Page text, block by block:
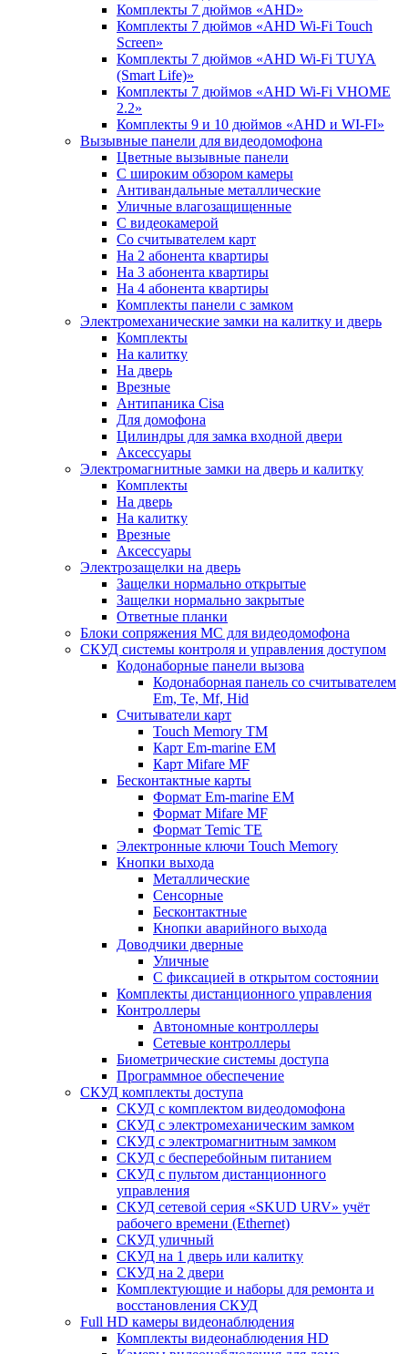
Комплекты 7 дюймов «AHD»
Комплекты 7 дюймов «AHD Wi-Fi Touch
Screen»
Комплекты 7 дюймов «AHD Wi-Fi TUYA
(Smart Life)»
Комплекты 7 дюймов «AHD Wi-Fi VHOME
2.2»
Комплекты 9 и 10 дюймов «AHD и WI-FI»
Вызывные панели для видеодомофона
Цветные вызывные панели
С широким обзором камеры
Антивандальные металлические
Уличные влагозащищенные
С видеокамерой
Со считывателем карт
На 2 абонента квартиры
На 3 абонента квартиры
На 4 абонента квартиры
Комплекты панели с замком
Электромеханические замки на калитку и дверь
Комплекты
На калитку
На дверь
Врезные
Антипаника Cisa
Для домофона
Цилиндры для замка входной двери
Аксессуары
Электромагнитные замки на дверь и калитку
Комплекты
На дверь
На калитку
Врезные
Аксессуары
Электрозащелки на дверь
Защелки нормально открытые
Защелки нормально закрытые
Ответные планки
Блоки сопряжения МС для видеодомофона
СКУД системы контроля и управления доступом
Кодонаборные панели вызова
Кодонаборная панель со считывателем
Em, Te, Mf, Hid
Считыватели карт
Touch Memory TM
Карт Em-marine EM
Карт Mifare MF
Бесконтактные карты
Формат Em-marine EM
Формат Mifare MF
Формат Temic TE
Электронные ключи Touch Memory
Кнопки выхода
Металлические
Сенсорные
Бесконтактные
Кнопки аварийного выхода
Доводчики дверные
Уличные
С фиксацией в открытом состоянии
Комплекты дистанционного управления
Контроллеры
Автономные контроллеры
Сетевые контроллеры
Биометрические системы доступа
Программное обеспечение
СКУД комплекты доступа
СКУД с комплектом видеодомофона
СКУД с электромеханическим замком
СКУД с электромагнитным замком
СКУД с бесперебойным питанием
СКУД с пультом дистанционного
управления
СКУД сетевой серия «SKUD URV» учёт
рабочего времени (Ethernet)
СКУД уличный
СКУД на 1 дверь или калитку
СКУД на 2 двери
Комплектующие и наборы для ремонта и
восстановления СКУД
Full HD камеры видеонаблюдения
Комплекты видеонаблюдения HD